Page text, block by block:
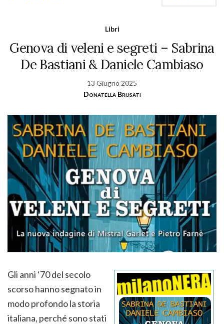
Libri
Genova di veleni e segreti – Sabrina
De Bastiani & Daniele Cambiaso
13 Giugno 2025
Donatella Brusati
Gli anni ‘70 del secolo
scorso hanno segnato in
modo profondo la storia
italiana, perché sono stati